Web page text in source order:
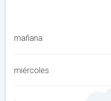
mañana
miércoles